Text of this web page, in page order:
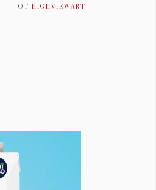
ОТHIGHVIEWART